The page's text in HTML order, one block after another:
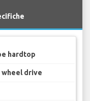
hardtop
wheel drive